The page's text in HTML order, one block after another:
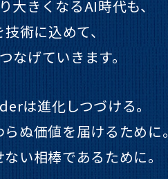
大きくなるAI時代も、
術に込めて、
なげていきます。
は進化しつづける。
ぬ価値を届けるために。
い相棒であるために。